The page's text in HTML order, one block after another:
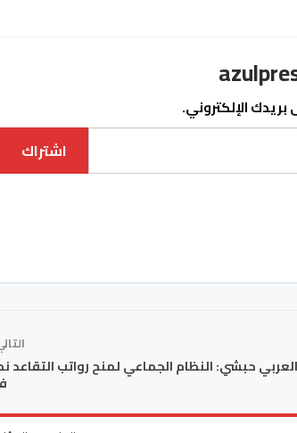
الإلكتروني.
اشتراك
حبشي: النظام الجماعي لمنح رواتب التقاعد